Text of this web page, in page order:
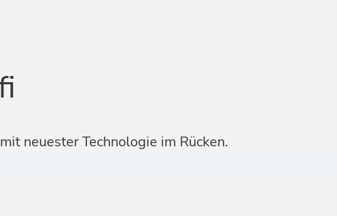
neuester Technologie im Rücken.